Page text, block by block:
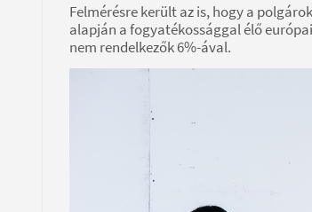
Felmérésre került az is, hogy a
alapján a fogyatékossággal élő
nem rendelkezők 6%-ával.